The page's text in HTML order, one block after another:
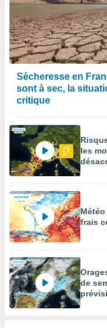
Sécheresse en
sont à sec, la
critique
les
frais
de